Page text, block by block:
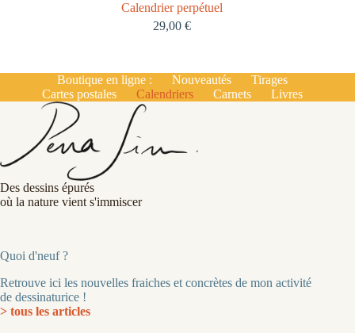
Calendrier perpétuel
29,00€
Boutique en ligne : Nouveautés
Tirages
Cartes postales
Calendriers Carnets Livres
Des dessins épurés
où la nature vient s'immiscer
Quoi d'neuf ?
Retrouve ici les nouvelles fraiches et concrètes de mon activité
de dessinaturice !
> tous les articles